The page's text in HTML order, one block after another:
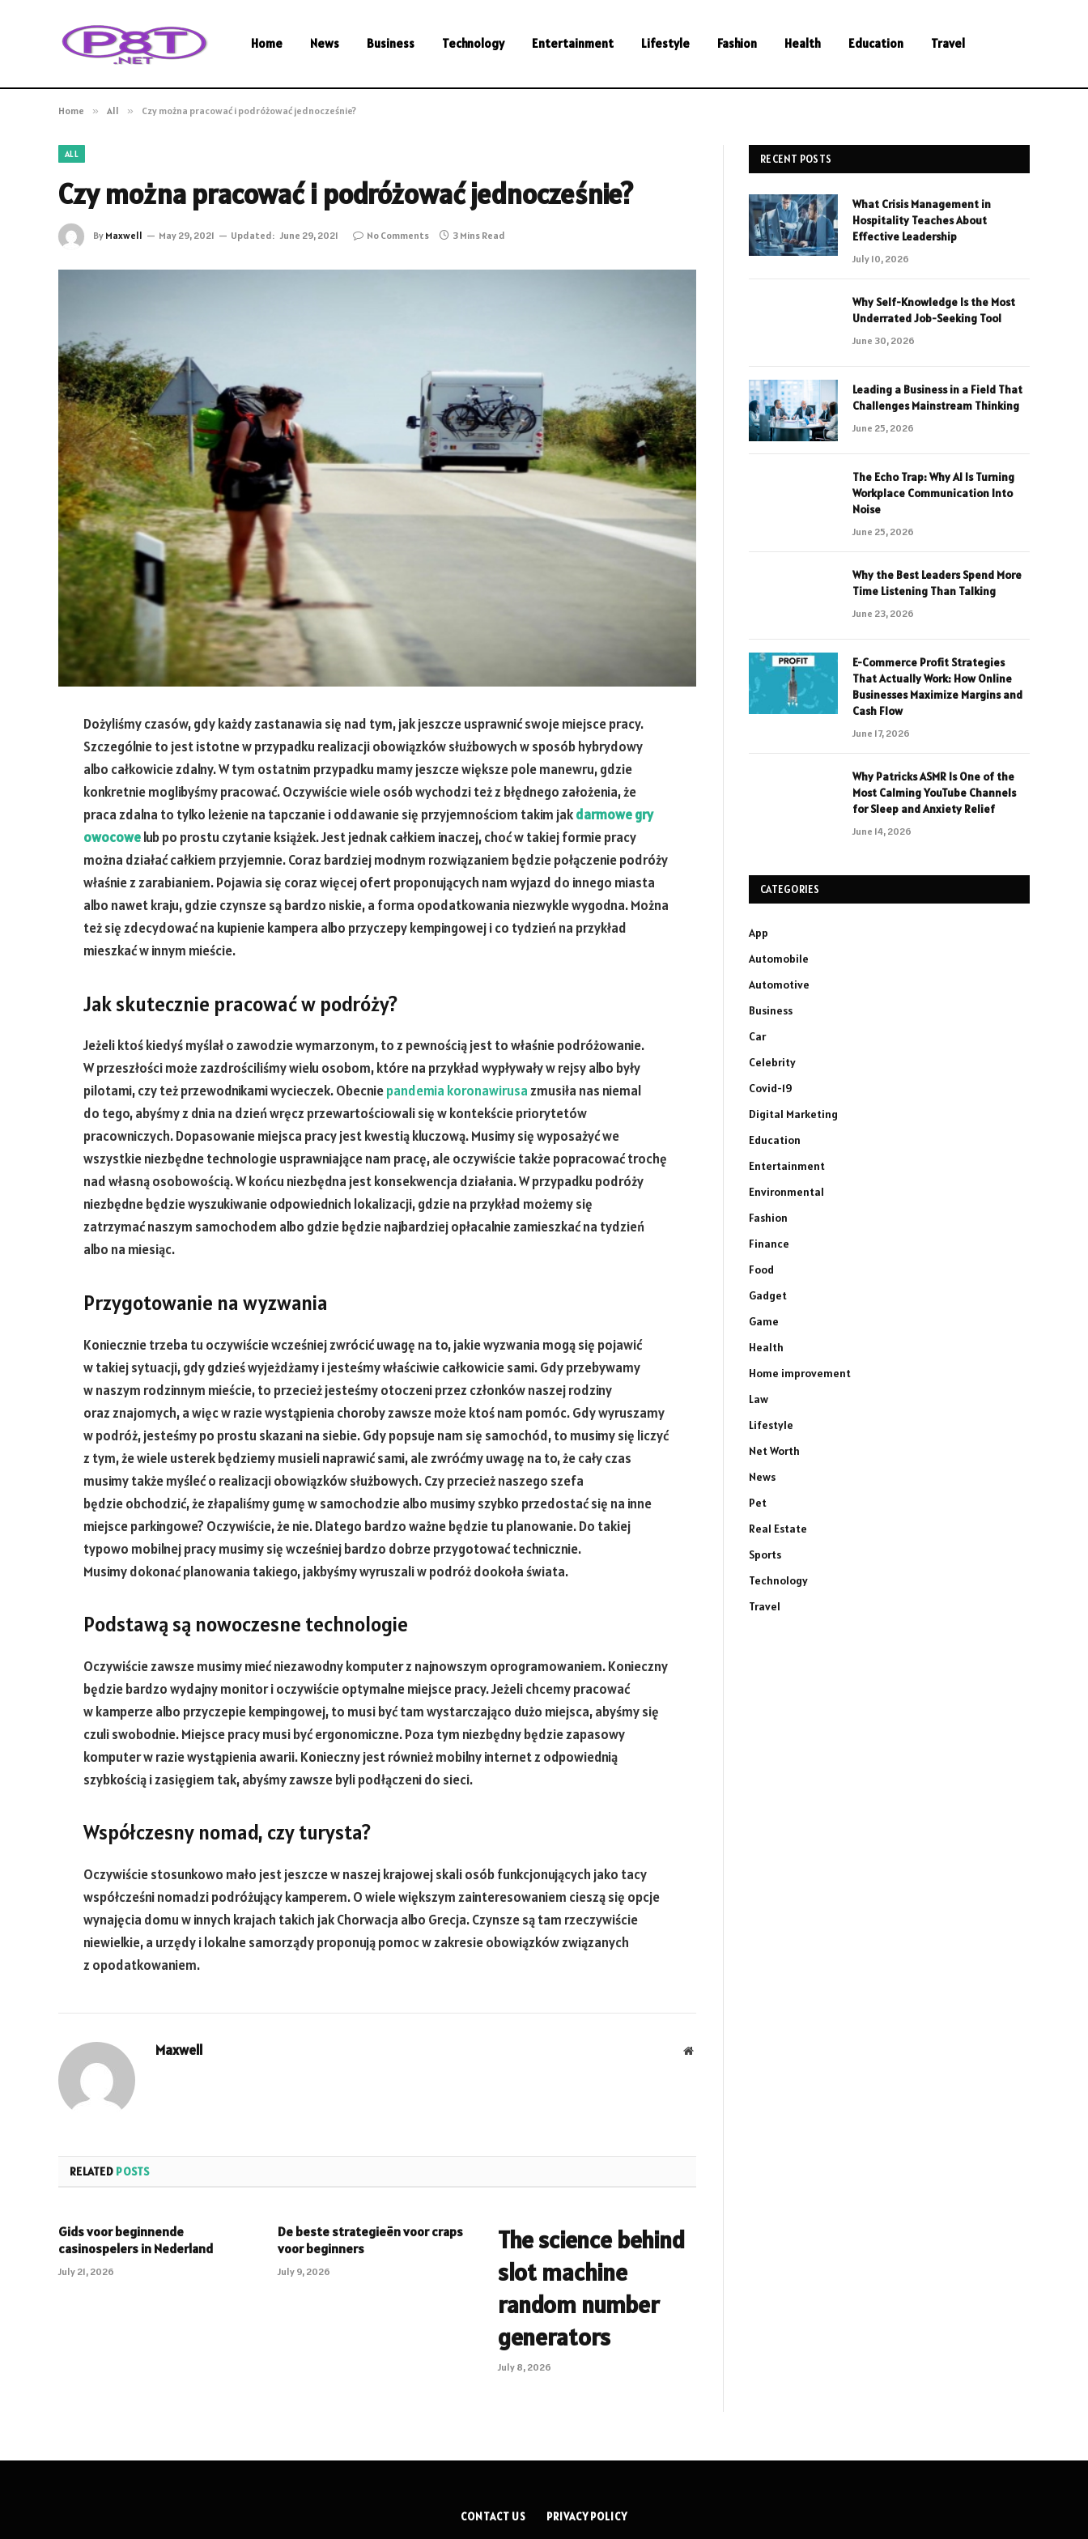
Home News Business Technology Entertainment Lifestyle Fashion Health Education Travel
Home » All » Czy można pracować i podróżować jednocześnie?
ALL
Czy można pracować i podróżować jednocześnie?
By Maxwell May 29, 2021 Updated: June 29, 2021 No Comments 3 Mins Read
Dożyliśmy czasów, gdy każdy zastanawia się nad tym, jak jeszcze usprawnić swoje miejsce pracy.
Szczególnie to jest istotne w przypadku realizacji obowiązków służbowych w sposób hybrydowy
albo całkowicie zdalny. W tym ostatnim przypadku mamy jeszcze większe pole manewru, gdzie
konkretnie moglibyśmy pracować. Oczywiście wiele osób wychodzi też z błędnego założenia, że
praca zdalna to tylko leżenie na tapczanie i oddawanie się przyjemnościom takim jakdarmowe gry
owocowelub po prostu czytanie książek. Jest jednak całkiem inaczej, choć w takiej formie pracy
można działać całkiem przyjemnie. Coraz bardziej modnym rozwiązaniem będzie połączenie podróży
właśnie z zarabianiem. Pojawia się coraz więcej ofert proponujących nam wyjazd do innego miasta
albo nawet kraju, gdzie czynsze są bardzo niskie, a forma opodatkowania niezwykle wygodna. Można
też się zdecydować na kupienie kampera albo przyczepy kempingowej i co tydzień na przykład
mieszkać w innym mieście.
Jak skutecznie pracować w podróży?
Jeżeli ktoś kiedyś myślał o zawodzie wymarzonym, to z pewnością jest to właśnie podróżowanie.
W przeszłości może zazdrościliśmy wielu osobom, które na przykład wypływały w rejsy albo były
pilotami, czy też przewodnikami wycieczek. Obecniepandemia koronawirusazmusiła nas niemal
do tego, abyśmy z dnia na dzień wręcz przewartościowali się w kontekście priorytetów
pracowniczych. Dopasowanie miejsca pracy jest kwestią kluczową. Musimy się wyposażyć we
wszystkie niezbędne technologie usprawniające nam pracę, ale oczywiście także popracować trochę
nad własną osobowością. W końcu niezbędna jest konsekwencja działania. W przypadku podróży
niezbędne będzie wyszukiwanie odpowiednich lokalizacji, gdzie na przykład możemy się
zatrzymać naszym samochodem albo gdzie będzie najbardziej opłacalnie zamieszkać na tydzień
albo na miesiąc.
Przygotowanie na wyzwania
Koniecznie trzeba tu oczywiście wcześniej zwrócić uwagę na to, jakie wyzwania mogą się pojawić
w takiej sytuacji, gdy gdzieś wyjeżdżamy i jesteśmy właściwie całkowicie sami. Gdy przebywamy
w naszym rodzinnym mieście, to przecież jesteśmy otoczeni przez członków naszej rodziny
oraz znajomych, a więc w razie wystąpienia choroby zawsze może ktoś nam pomóc. Gdy wyruszamy
w podróż, jesteśmy po prostu skazani na siebie. Gdy popsuje nam się samochód, to musimy się liczyć
z tym, że wiele usterek będziemy musieli naprawić sami, ale zwróćmy uwagę na to, że cały czas
musimy także myśleć o realizacji obowiązków służbowych. Czy przecież naszego szefa
będzie obchodzić, że złapaliśmy gumę w samochodzie albo musimy szybko przedostać się na inne
miejsce parkingowe? Oczywiście, że nie. Dlatego bardzo ważne będzie tu planowanie. Do takiej
typowo mobilnej pracy musimy się wcześniej bardzo dobrze przygotować technicznie.
Musimy dokonać planowania takiego, jakbyśmy wyruszali w podróż dookoła świata.
Podstawą są nowoczesne technologie
Oczywiście zawsze musimy mieć niezawodny komputer z najnowszym oprogramowaniem. Konieczny
będzie bardzo wydajny monitor i oczywiście optymalne miejsce pracy. Jeżeli chcemy pracować
w kamperze albo przyczepie kempingowej, to musi być tam wystarczająco dużo miejsca, abyśmy się
czuli swobodnie. Miejsce pracy musi być ergonomiczne. Poza tym niezbędny będzie zapasowy
komputer w razie wystąpienia awarii. Konieczny jest również mobilny internet z odpowiednią
szybkością i zasięgiem tak, abyśmy zawsze byli podłączeni do sieci.
Współczesny nomad, czy turysta?
Oczywiście stosunkowo mało jest jeszcze w naszej krajowej skali osób funkcjonujących jako tacy
współcześni nomadzi podróżujący kamperem. O wiele większym zainteresowaniem cieszą się opcje
wynajęcia domu w innych krajach takich jak Chorwacja albo Grecja. Czynsze są tam rzeczywiście
niewielkie, a urzędy i lokalne samorządy proponują pomoc w zakresie obowiązków związanych
z opodatkowaniem.
Maxwell Website
RELATED POSTS
Gids voor beginnende
casinospelers in Nederland
July 21, 2026
De beste strategieën voor craps
voor beginners
July 9, 2026
The science behind
slot machine
random number
generators
July 8, 2026
RECENT POSTS
What Crisis Management in
Hospitality Teaches About
Effective Leadership
July 10, 2026
Why Self-Knowledge Is the Most
Underrated Job-Seeking Tool
June 30, 2026
Leading a Business in a Field That
Challenges Mainstream Thinking
June 25, 2026
The Echo Trap: Why AI Is Turning
Workplace Communication Into
Noise
June 25, 2026
Why the Best Leaders Spend More
Time Listening Than Talking
June 23, 2026
E-Commerce Profit Strategies
That Actually Work: How Online
Businesses Maximize Margins and
Cash Flow
June 17, 2026
Why Patricks ASMR Is One of the
Most Calming YouTube Channels
for Sleep and Anxiety Relief
June 14, 2026
CATEGORIES
App
Automobile
Automotive
Business
Car
Celebrity
Covid-19
Digital Marketing
Education
Entertainment
Environmental
Fashion
Finance
Food
Gadget
Game
Health
Home improvement
Law
Lifestyle
Net Worth
News
Pet
Real Estate
Sports
Technology
Travel
CONTACT US PRIVACY POLICY